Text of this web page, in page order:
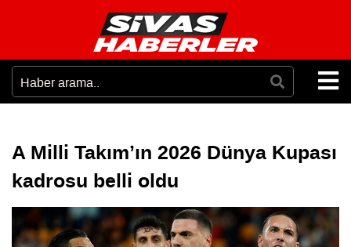
A Milli Takım’ın 2026 Dünya Kupası
kadrosu belli oldu